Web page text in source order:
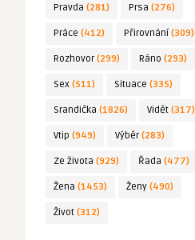
Pravda (281) Prsa (276)
Práce (412) Přirovnání (309)
Rozhovor(299) Ráno (293)
Sex (511) Situace (335)
Srandička (1826) Vidět (317)
Vtip (949) Výběr(283)
Ze života (929) Řada (477)
Žena (1453) Ženy (490)
Život (312)